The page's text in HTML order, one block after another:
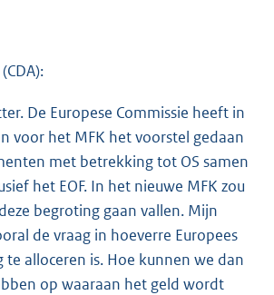
(CDA):
De Europese Commissie heeft in
voor het MFK het voorstel gedaan
met betrekking tot OS samen
het EOF. In het nieuwe MFK zou
begroting gaan vallen. Mijn
de vraag in hoeverre Europees
te alloceren is. Hoe kunnen we dan
op waaraan het geld wordt